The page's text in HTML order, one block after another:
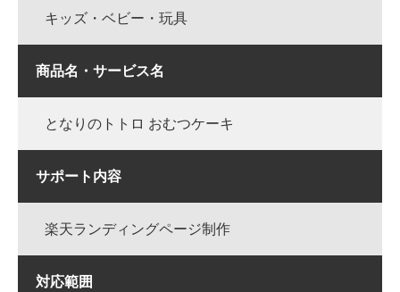
キッズ・ベビー・玩具
商品名・サービス名
となりのトトロ おむつケーキ
サポート内容
楽天ランディングページ制作
対応範囲